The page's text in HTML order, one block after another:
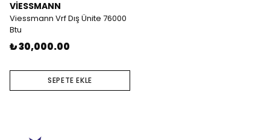
VİESSMANN
Viessmann Vrf Dış Ünite 76000
Btu
₺ 30,000.00
SEPETE EKLE